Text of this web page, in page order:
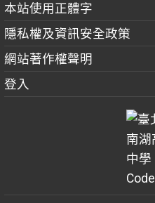
本站使用正體字
隱私權及資訊安全政策
網站著作權聲明
登入